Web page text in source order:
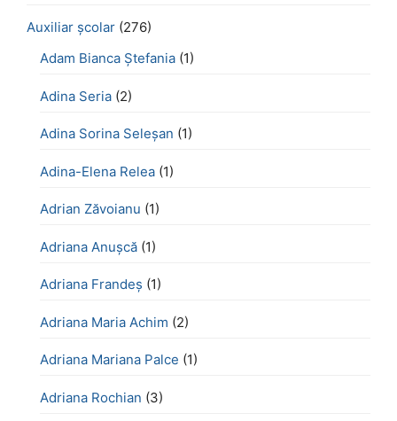
Auxiliar școlar (276)
Adam Bianca Ștefania (1)
Adina Seria (2)
Adina Sorina Seleșan (1)
Adina-Elena Relea (1)
Adrian Zăvoianu (1)
Adriana Anușcă (1)
Adriana Frandeș (1)
Adriana Maria Achim (2)
Adriana Mariana Palce (1)
Adriana Rochian (3)